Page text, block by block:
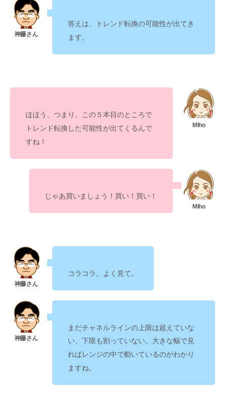
答えは、 トレンド転換の可能性が出てき
ます。
ほほう、つまり、この ５本目のところで
トレンド転換した可能性が出てくるんで
すね！
じゃあ買いましょう！買い！買い！
コラコラ。よく見て。
・
まだチャネルラインの上限は超えていな
い、下限も割っていない。 大きな幅で見
ればレンジの中で動いているのがわかり
ますね。
・